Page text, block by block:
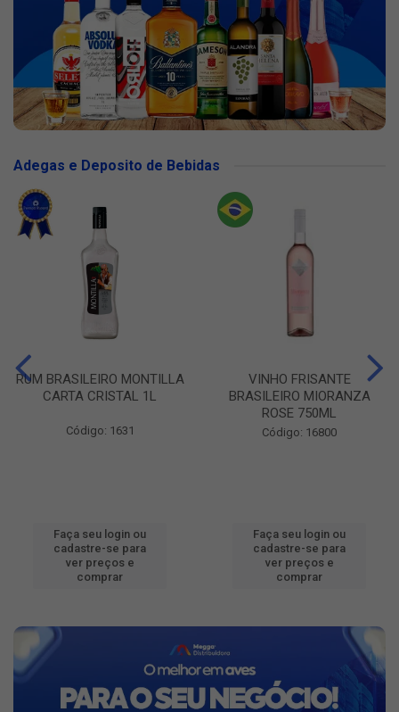
Adegas e Deposito de Bebidas
RUM BRASILEIRO MONTILLA
CARTA CRISTAL 1L
Código: 1631
Faça seu login ou
cadastre-se para
ver preços e
comprar
VINHO FRISANTE
BRASILEIRO MIORANZA
ROSE 750ML
Código: 16800
Faça seu login ou
cadastre-se para
ver preços e
comprar